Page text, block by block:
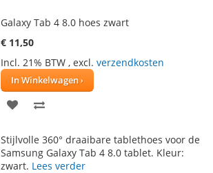
Galaxy Tab 4 8.0 hoes zwart
€ 11,50
Incl. 21% BTW , excl. verzendkosten
In Winkelwagen
VOEG
AAN TE
Stijlvolle 360° draaibare tablethoes voor de
Samsung Galaxy Tab 4 8.0 tablet. Kleur:
zwart. Lees verder